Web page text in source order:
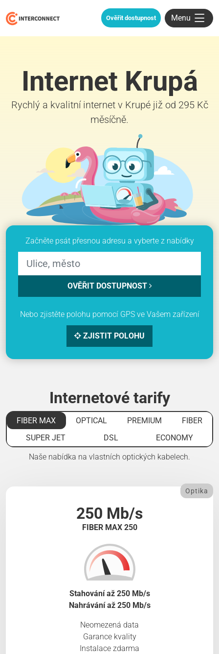
Ověřit dostupnost Menu
Internet Krupá
Rychlý a kvalitní internet v Krupé již od 295 Kč
měsíčně.
Začněte psát přesnou adresu a vyberte z nabídky
OVĚŘIT DOSTUPNOST
Nebo zjistěte polohu pomocí GPS ve Vašem zařízení
ZJISTIT POLOHU
Internetové tarify
FIBER MAX OPTICAL PREMIUM
FIBER
SUPER JET
DSL ECONOMY
Naše nabídka na vlastních optických kabelech.
250 Mb/s
FIBER MAX 250
Optika
Stahování až 250 Mb/s
Nahrávání až 250 Mb/s
Neomezená data
Garance kvality
Instalace zdarma